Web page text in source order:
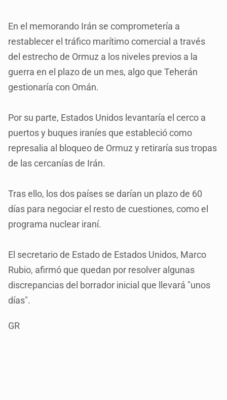
En el memorando Irán se comprometería a
restablecer el tráfico marítimo comercial a través
del estrecho de Ormuz a los niveles previos a la
guerra en el plazo de un mes, algo que Teherán
gestionaría con Omán.
Por su parte, Estados Unidos levantaría el cerco a
puertos y buques iraníes que estableció como
represalia al bloqueo de Ormuz y retiraría sus tropas
de las cercanías de Irán.
Tras ello, los dos países se darían un plazo de 60
días para negociar el resto de cuestiones, como el
programa nuclear iraní.
El secretario de Estado de Estados Unidos, Marco
Rubio, afirmó que quedan por resolver algunas
discrepancias del borrador inicial que llevará "unos
días".
GR